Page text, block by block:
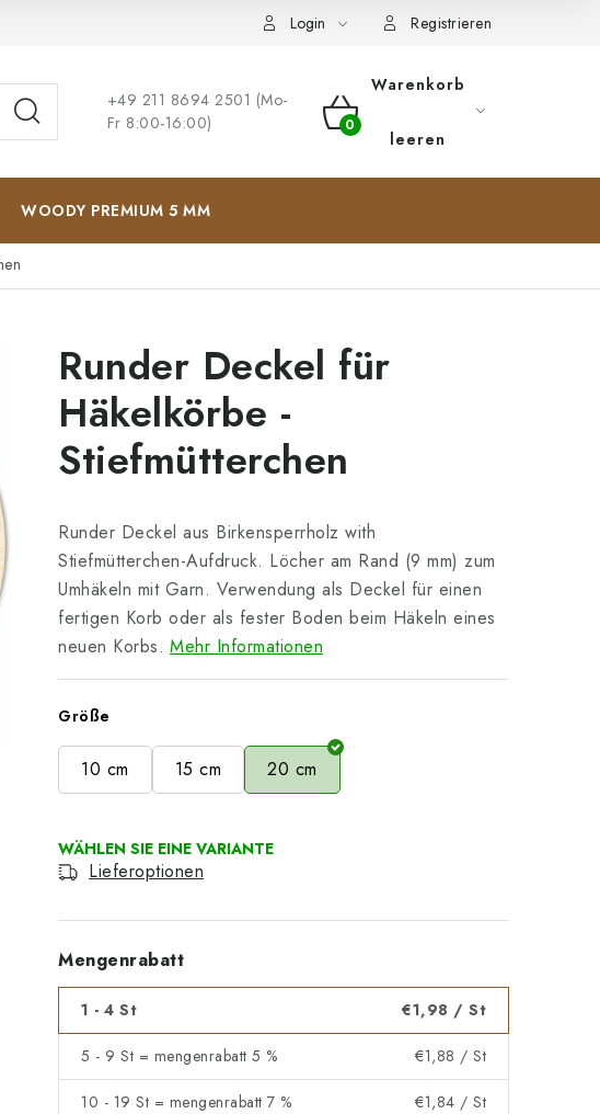
Login Registrieren
+49 211 8694 2501 (Mo-
Fr 8:00-16:00)
WARENKORB
Warenkorb
leeren
WOODY PREMIUM 5 MM
Runder Deckel für
Häkelkörbe -
Stiefmütterchen
Runder Deckel aus Birkensperrholz with
Stiefmütterchen-Aufdruck. Löcher am Rand (9 mm) zum
Umhäkeln mit Garn. Verwendung als Deckel für einen
fertigen Korb oder als fester Boden beim Häkeln eines
neuen Korbs. Mehr Informationen
Größe
10 cm 15 cm 20 cm
Lieferoptionen
Mengenrabatt
1 - 4 St €1,98 / St
5 - 9 St = mengenrabatt 5 % €1,88 / St
10 - 19 St = mengenrabatt 7 % €1,84 / St